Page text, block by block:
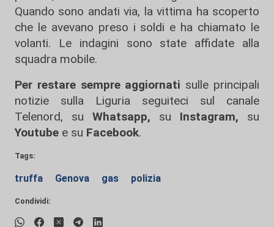
Quando sono andati via, la vittima ha scoperto
che le avevano preso i soldi e ha chiamato le
volanti. Le indagini sono state affidate alla
squadra mobile.
Per restare sempre aggiornati sulle principali
notizie sulla Liguria seguiteci sul canale
Telenord, su
Whatsapp, su Instagram, su
Youtube e su Facebook.
Tags:
truffa Genova gas polizia
Condividi: